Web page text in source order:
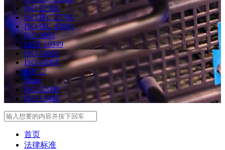
ISO 22301
ISO/IEC 27701
ISO/IEC 42001
ISO 9001
IATF 16949
ISO 14001
ISO 45001
SOC 2
Tisax
ISO 22000
ISO 13485
首页
法律标准